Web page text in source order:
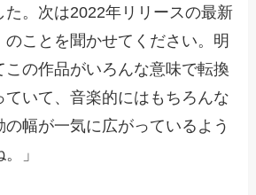
た。次は2022年リリースの最新
ことを聞かせてください。明
この作品がいろんな意味で転換
ていて、音楽的にはもちろんな
の幅が一気に広がっているよう
」